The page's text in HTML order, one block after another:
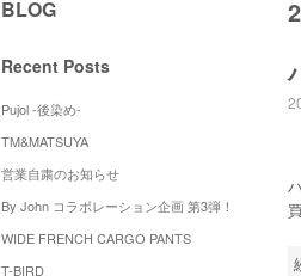
BLOG
Recent Posts
Pujol -後染め-
TM&MATSUYA
営業自粛のお知らせ
By John コラボレーション企画 第3弾！
WIDE FRENCH CARGO PANTS
T-BIRD